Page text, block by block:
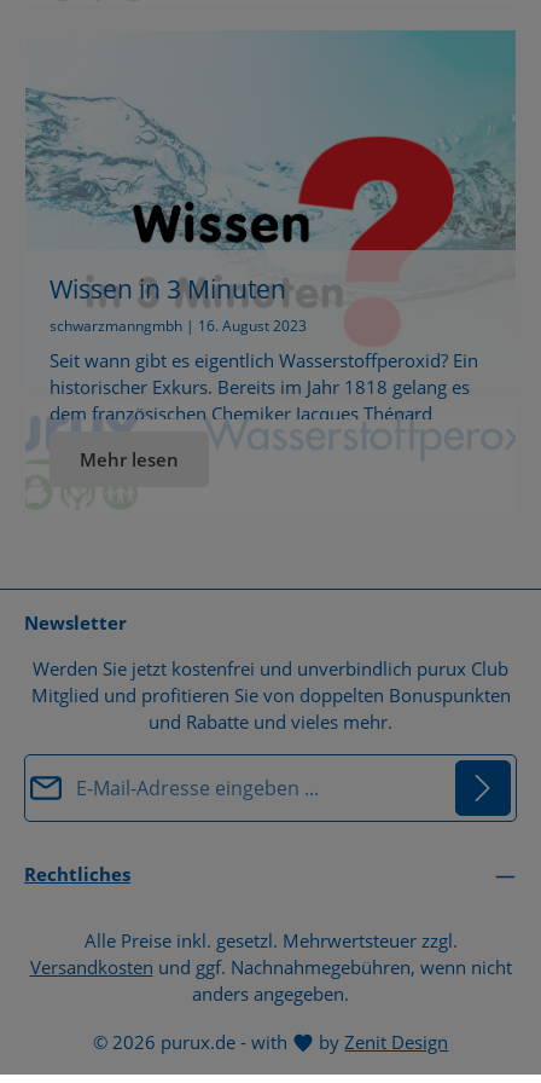
Stromdichte zu Peroxodischwefelsäure
bekannt und bildet […]
Wissen in 3 Minuten
schwarzmanngmbh | 16. August 2023
Seit wann gibt es eigentlich Wasserstoffperoxid? Ein
historischer Exkurs. Bereits im Jahr 1818 gelang es
dem französischen Chemiker Jacques Thénard
Wasserstoffperoxid durch die Reaktion von
Bariumperoxid und Salpetersäure herzustellen. In
Mehr lesen
Newsletter
Werden Sie jetzt kostenfrei und unverbindlich purux Club
Mitglied und profitieren Sie von doppelten Bonuspunkten
und Rabatte und vieles mehr.
Ich habe die
mit ihnen einverstanden. *
Die mit einem Stern (*) markierten Felder sind
Rechtliches
© 2026 purux.de - with byZenit Design
Alle Preise inkl. gesetzl. Mehrwertsteuer zzgl.
Versandkosten und ggf. Nachnahmegebühren, wenn nicht
anders angegeben.